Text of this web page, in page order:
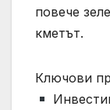
повече
кметът.
Ключови